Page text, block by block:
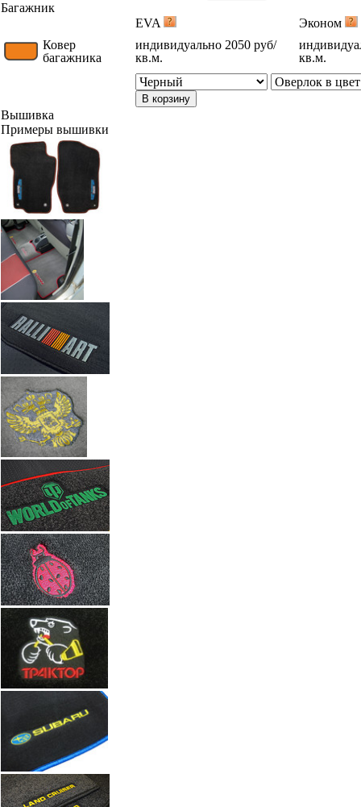
Багажник
EVA
Эконом
Ковер
багажника
индивидуально 2050 руб/
кв.м.
кв.м.
В корзину
Вышивка
Примеры вышивки